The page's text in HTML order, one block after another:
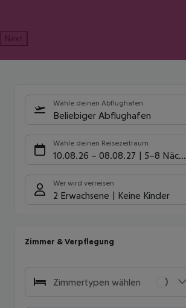
Next
Wähle deinen Abflughafen
Beliebiger Abflughafen
Wähle deinen Reisezeitraum
10.08.26 – 08.08.27 5-8 Nächte
Wer wird verreisen
2 Erwachsene Keine Kinder
Zimmer & Verpflegung
Zimmertypen wählen